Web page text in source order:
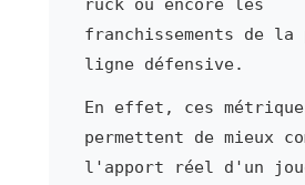
ruck ou encore les
franchissements de la
ligne défensive.
En effet, ces
permettent de mieux
l'apport réel d'un